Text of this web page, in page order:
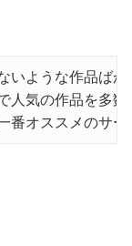
いような作品ばか
番オススメのサ